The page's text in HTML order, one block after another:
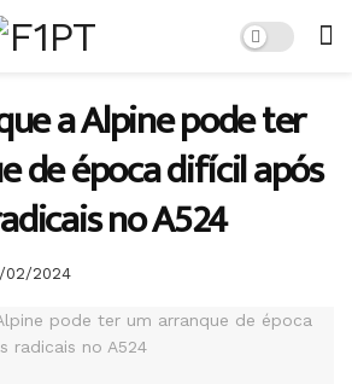
a Alpine pode ter
de época difícil após
no A524
02/2024